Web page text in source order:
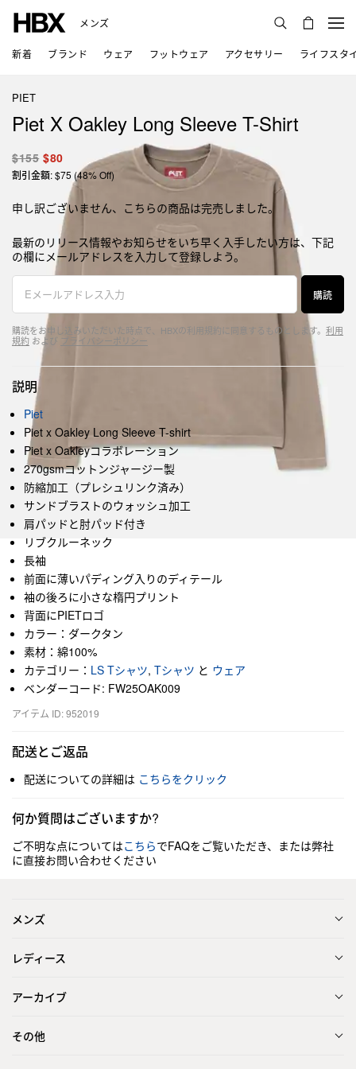
メンズ
新着 ブランド ウェア フットウェア アクセサリー ライフスタ
PIET
Piet X Oakley Long Sleeve T-Shirt
$155 $80
割引金額: $75 (48% Off)
申し訳ございません、こちらの商品は完売しました。
最新のリリース情報やお知らせをいち早く入手したい方は、下記
の欄にメールアドレスを入力して登録しよう。
購読
購読をお申し込みいただいた時点で、HBXの利用規約に同意するものとします。 利用
規約 および プライバシーポリシー
説明
Piet
Piet x Oakley Long Sleeve T-shirt
Piet x Oakleyコラボレーション
270gsmコットンジャージー製
防縮加工（プレシュリンク済み）
サンドブラストのウォッシュ加工
肩パッドと肘パッド付き
リブクルーネック
長袖
前面に薄いパディング入りのディテール
袖の後ろに小さな楕円プリント
背面にPIETロゴ
カラー：ダークタン
素材：綿100%
カテゴリー： LS Tシャツ, Tシャツ と ウェア
ベンダーコード: FW25OAK009
アイテム ID: 952019
配送とご返品
配送についての詳細は こちらをクリック
何か質問はございますか?
ご不明な点についてはこちらでFAQをご覧いただき、または弊社
に直接お問い合わせください
メンズ
レディース
アーカイブ
その他